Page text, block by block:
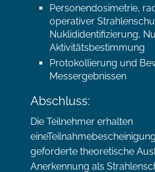
Personendosimetrie,
operativer
Nuklididentifizierung,
Aktivitätsbestimmung
Protokollierung und
Messergebnissen
Abschluss:
Die Teilnehmer erhalten
geforderte theoretische
Anerkennung als